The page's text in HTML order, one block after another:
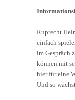
Ruprecht
einfach
im Gespräch
können mit
hier für eine
Und so